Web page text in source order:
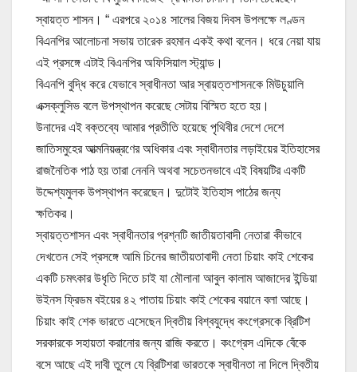
স্বায়ত্ত শাসন। “ এরপরে ২০১৪ সালের বিজয় দিবস উপলক্ষে লণ্ডন
বিএনপির আলোচনা সভায় তারেক রহমান একই কথা বলেন। ধরে নেয়া যায়
এই প্রসঙ্গে এটাই বিএনপির অফিসিয়াল স্ট্যান্ড।
বিএনপি বুদ্ধি করে যেভাবে স্বাধীনতা আর স্বায়ত্তশাসনকে মিউচুয়ালি
এক্সক্লুসিভ বলে উপস্থাপন করেছে সেটায় বিস্মিত হতে হয়।
উনাদের এই বক্তব্যে আমার প্রতীতি হয়েছে পৃথিবীর দেশে দেশে
জাতিসমুহের আত্মনিয়ন্ত্রণের অধিকার এবং স্বাধীনতার লড়াইয়ের ইতিহাসের
রাজনৈতিক পাঠ হয় তারা নেননি অথবা সচেতনভাবে এই বিষয়টির একটি
উদ্দেশ্যমুলক উপস্থাপন করেছেন। দুটোই ইতিহাস পাঠের জন্য
ক্ষতিকর।
স্বায়ত্তশাসন এবং স্বাধীনতার প্রশ্নটি জাতীয়তাবাদী নেতারা কীভাবে
দেখতেন সেই প্রসঙ্গে আমি চিনের জাতীয়তাবাদী নেতা চিয়াং কাই শেকের
একটি চমৎকার উধৃতি দিতে চাই যা মৌলানা আবুল কালাম আজাদেরইন্ডিয়া
উইনস ফ্রিডমবইয়ের ৪২ পাতায় চিয়াং কাই শেকের বয়ানে বলা আছে।
চিয়াং কাই শেক ভারতে এসেছেন দ্বিতীয় বিশ্বযুদ্ধে কংগ্রেসকে ব্রিটিশ
সরকারকে সহায়তা করানোর জন্য রাজি করতে। কংগ্রেস এদিকে বেঁকে
বসে আছে এই দাবী তুলে যে ব্রিটিশরা ভারতকে স্বাধীনতা না দিলে দ্বিতীয়